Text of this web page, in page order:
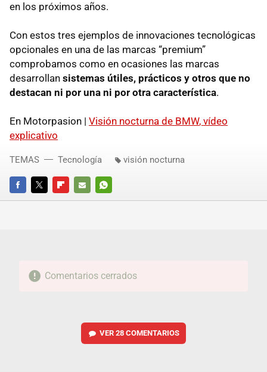
en los próximos años.
Con estos tres ejemplos de innovaciones tecnológicas
opcionales en una de las marcas “premium”
comprobamos como en ocasiones las marcas
desarrollan sistemas útiles, prácticos y otros que no
destacan ni por una ni por otra característica.
En Motorpasion | Visión nocturna de BMW, vídeo
explicativo
FACEBOOKTWITTERFLIPBOARD
E-
WHATSAPP
TEMAS Tecnología visión nocturna
Comentarios cerrados
VER 28 COMENTARIOS